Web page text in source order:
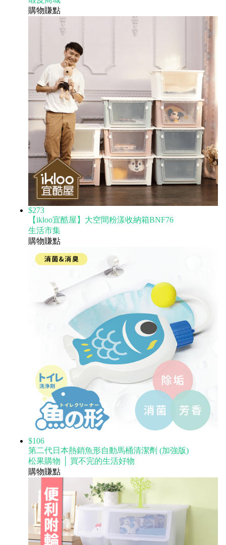
購物賺點
$273
【ikloo宜酷屋】大空間粉漾收納箱BNF76
生活市集
購物賺點
$106
第二代日本熱銷魚形自動馬桶清潔劑 (加強版)
松果購物 │ 買不完的生活好物
購物賺點